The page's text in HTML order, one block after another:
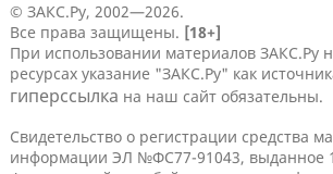
© ЗАКС.Ру, 2002—2026.
Все права защищены. [18+]
При использовании материалов ЗАКС.Ру
ресурсах указание "ЗАКС.Ру" как
гиперссылка на наш сайт обязательны.
Свидетельство о регистрации средства
информации ЭЛ №ФС77-91043, выданное